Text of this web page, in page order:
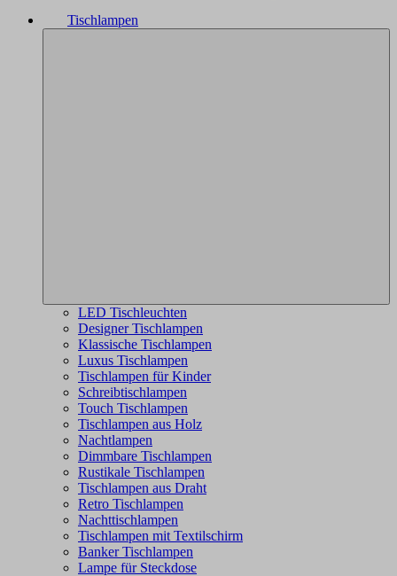
Tischlampen
LED Tischleuchten
Designer Tischlampen
Klassische Tischlampen
Luxus Tischlampen
Tischlampen für Kinder
Schreibtischlampen
Touch Tischlampen
Tischlampen aus Holz
Nachtlampen
Dimmbare Tischlampen
Rustikale Tischlampen
Tischlampen aus Draht
Retro Tischlampen
Nachttischlampen
Tischlampen mit Textilschirm
Banker Tischlampen
Lampe für Steckdose